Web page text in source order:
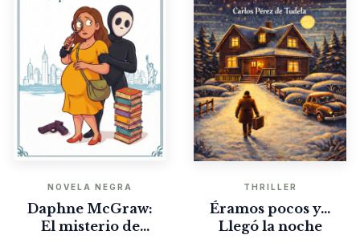
NOVELA NEGRA
Daphne McGraw:
El misterio de
THRILLER
Éramos pocos y…
Llegó la noche